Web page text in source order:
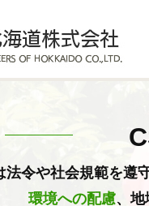
法令や社会規範を遵
環境への配慮 、